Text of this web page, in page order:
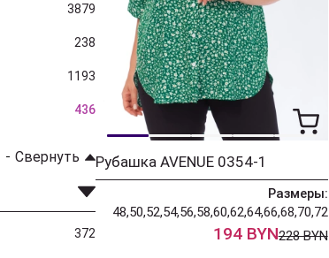
3879
238
1193
436
Свернуть
372
Рубашка AVENUE 0354-1
Размеры:
48,50,52,54,56,58,60,62,64,66,68,70,72
194 BYN228 BYN